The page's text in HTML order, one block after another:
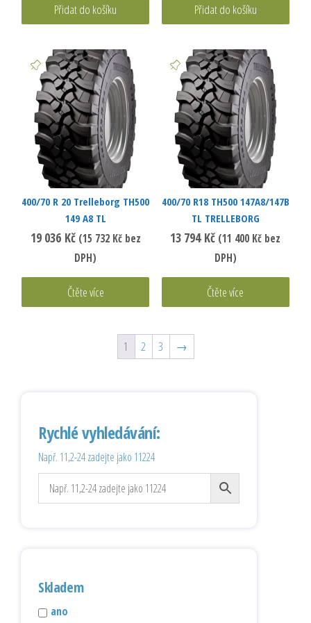
Přidat do košíku Přidat do košíku
400/70 R 20 Trelleborg TH500
149 A8 TL
19 036 Kč (15 732 Kčbez
DPH)
Čtěte více
400/70 R18 TH500 147A8/147B
TL TRELLEBORG
13 794 Kč (11 400 Kč bez
DPH)
Čtěte více
1 2 3 →
Rychlé vyhledávání:
Např. 11,2-24 zadejte jako 11224
Skladem
ano